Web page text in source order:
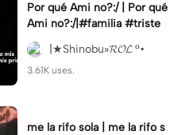
Por qué Ami no?:/ | Por qué
Ami no?:/|#familia #triste
|★Shinobu»𝓡𝓞𝓛 °•
3.61K uses.
me la rifo sola | me la rifo s